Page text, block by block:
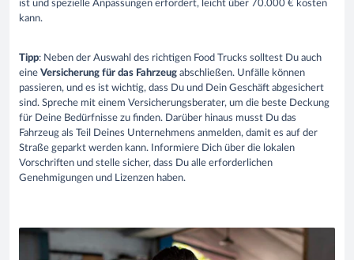
ist und spezielle Anpassungen erfordert, leicht über 70.000 € kosten
kann.
Tipp: Neben der Auswahl des richtigen Food Trucks solltest Du auch
eine Versicherung für das Fahrzeug abschließen. Unfälle können
passieren, und es ist wichtig, dass Du und Dein Geschäft abgesichert
sind. Spreche mit einem Versicherungsberater, um die beste Deckung
für Deine Bedürfnisse zu finden. Darüber hinaus musst Du das
Fahrzeug als Teil Deines Unternehmens anmelden, damit es auf der
Straße geparkt werden kann. Informiere Dich über die lokalen
Vorschriften und stelle sicher, dass Du alle erforderlichen
Genehmigungen und Lizenzen haben.